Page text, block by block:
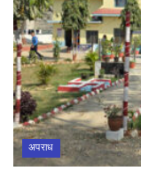
अपराध